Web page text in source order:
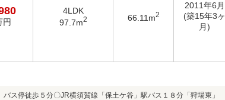
円
4LDK
97.7m2 66.11m2
2011年6月
(築15年3ヶ
月)
ス停徒歩５分〇JR横須賀線「保土ケ谷」駅バス１８分「狩場東」